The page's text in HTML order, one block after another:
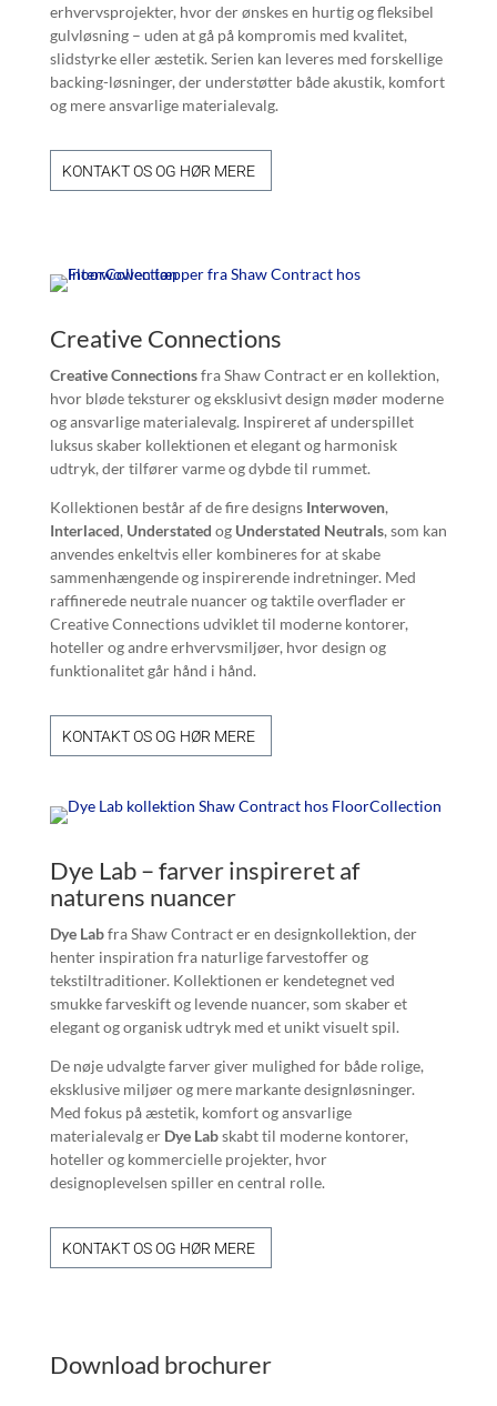
erhvervsprojekter, hvor der ønskes en hurtig og fleksibel
gulvløsning – uden at gå på kompromis med kvalitet,
slidstyrke eller æstetik. Serien kan leveres med forskellige
backing-løsninger, der understøtter både akustik, komfort
og mere ansvarlige materialevalg.
KONTAKT OS OG HØR MERE
Creative Connections
Creative Connectionsfra Shaw Contract er en kollektion,
hvor bløde teksturer og eksklusivt design møder moderne
og ansvarlige materialevalg. Inspireret af underspillet
luksus skaber kollektionen et elegant og harmonisk
udtryk, der tilfører varme og dybde til rummet.
Kollektionen består af de fire designs Interwoven,
Interlaced, Understated og Understated Neutrals, som kan
anvendes enkeltvis eller kombineres for at skabe
sammenhængende og inspirerende indretninger. Med
raffinerede neutrale nuancer og taktile overflader er
Creative Connections udviklet til moderne kontorer,
hoteller og andre erhvervsmiljøer, hvor design og
funktionalitet går hånd i hånd.
KONTAKT OS OG HØR MERE
Dye Lab – farver inspireret af
naturens nuancer
Dye Labfra Shaw Contract er en designkollektion, der
henter inspiration fra naturlige farvestoffer og
tekstiltraditioner. Kollektionen er kendetegnet ved
smukke farveskift og levende nuancer, som skaber et
elegant og organisk udtryk med et unikt visuelt spil.
De nøje udvalgte farver giver mulighed for både rolige,
eksklusive miljøer og mere markante designløsninger.
Med fokus på æstetik, komfort og ansvarlige
materialevalg er Dye Labskabt til moderne kontorer,
hoteller og kommercielle projekter, hvor
designoplevelsen spiller en central rolle.
KONTAKT OS OG HØR MERE
Download brochurer